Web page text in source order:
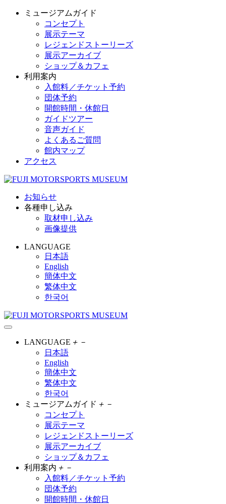
ミュージアムガイド
コンセプト
展示テーマ
レジェンドストーリーズ
展示アーカイブ
ショップ＆カフェ
利用案内
入館料／チケット予約
団体予約
開館時間・休館日
ガイドツアー
音声ガイド
よくあるご質問
館内マップ
アクセス
お知らせ
各種申し込み
取材申し込み
画像提供
LANGUAGE
日本語
English
簡体中文
繁体中文
한국어
LANGUAGE ＋ －
日本語
English
簡体中文
繁体中文
한국어
ミュージアムガイド ＋ －
コンセプト
展示テーマ
レジェンドストーリーズ
展示アーカイブ
ショップ＆カフェ
利用案内 ＋ －
入館料／チケット予約
団体予約
開館時間・休館日